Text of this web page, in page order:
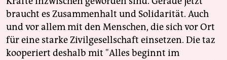
braucht es Zusammenhalt und Solidarität. Auch
und vor allem mit den Menschen, die sich vor Ort
für eine starke Zivilgesellschaft einsetzen. Die taz
kooperiert deshalb mit "Alles beginnt im